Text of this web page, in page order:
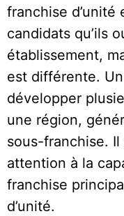
franchise
candidats qu’ils
établissement,
est différente.
développer
une région,
sous-franchise.
attention à la
franchise
d’unité.